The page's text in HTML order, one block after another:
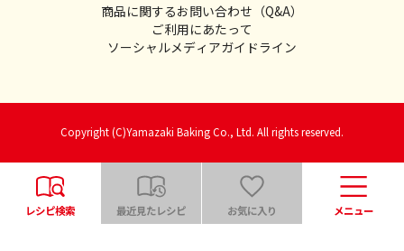
商品に関するお問い合わせ（Q&A）
ご利用にあたって
ソーシャルメディアガイドライン
Copyright (C)Yamazaki Baking Co., Ltd. All rights reserved.
レシピ検索 最近見たレシピ お気に入り メニュー